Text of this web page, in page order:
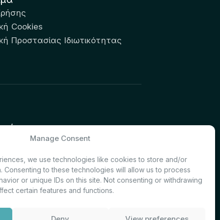
Manage Consent
we use technologies like cookies to store and/or
Consenting to these technologies will allow us to process
or unique IDs on this site. Not consenting or withdrawing
certain features and functions.
Cookies
Προστασίας Ιδιωτικότητας
Investor Relations – Τμήμα